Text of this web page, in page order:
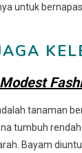
untuk
tanaman
tumbuh
Bayam